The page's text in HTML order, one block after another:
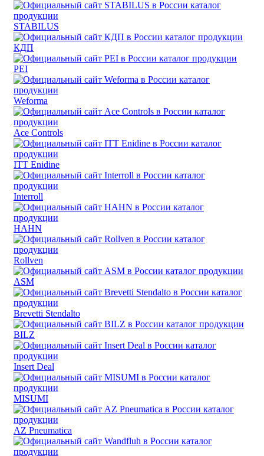
STABILUS
КДП
PEI
Weforma
Ace Controls
ITT Enidine
Interroll
HAHN
Rollven
ASM
Brevetti Stendalto
BILZ
Insert Deal
MISUMI
AZ Pneumatica